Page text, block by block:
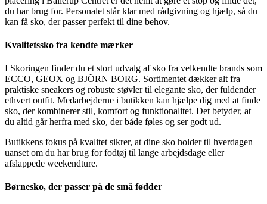
du har brug for. Personalet står klar med rådgivning og hjælp, så du
kan få sko, der passer perfekt til dine behov.
Kvalitetssko fra kendte mærker
I Skoringen finder du et stort udvalg af sko fra velkendte brands som
ECCO, GEOX og BJÖRN BORG. Sortimentet dækker alt fra
praktiske sneakers og robuste støvler til elegante sko, der fuldender
ethvert outfit. Medarbejderne i butikken kan hjælpe dig med at finde
sko, der kombinerer stil, komfort og funktionalitet. Det betyder, at
du altid går herfra med sko, der både føles og ser godt ud.
Butikkens fokus på kvalitet sikrer, at dine sko holder til hverdagen –
uanset om du har brug for fodtøj til lange arbejdsdage eller
afslappede weekendture.
Børnesko, der passer på de små fødder